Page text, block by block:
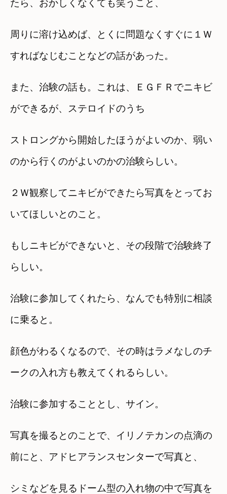
たら、おかしくなくても笑うこと、
周りに溶け込めば、とくに問題なくすぐに１Ｗ
すればなじむことなどの話があった。
また、治験の話も。これは、ＥＧＦＲでニキビ
ができるが、ステロイドのうち
ストロングから開始したほうがよいのか、弱い
のから行くのがよいのかの治験らしい。
２Ｗ観察してニキビができたら写真をとってお
いてほしいとのこと。
もしニキビができないと、その段階で治験終了
らしい。
治験に参加してくれたら、なんでも特別に相談
に乗ると。
顔色がわるくなるので、その時はラメなしのチ
ークの入れ方も教えてくれるらしい。
治験に参加することとし、サイン。
写真を撮るとのことで、イリノテカンの点滴の
前にと、アドヒアランスセンターで写真と、
シミなどを見るドーム型の入れ物の中で写真を